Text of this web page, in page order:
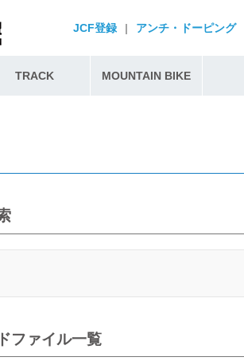
JCF登録 | アンチ・ドーピング
TRACK MOUNTAIN BIKE
ファイル一覧